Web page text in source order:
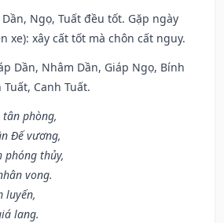
Ngọ, Tuất đều tốt. Gặp ngày
xe): xây cất tốt mà chôn cất nguy.
Dần, Nhâm Dần, Giáp Ngọ, Bính
Canh Tuất.
phòng,
Đế vương,
thủy,
vong.
luyến,
lang.